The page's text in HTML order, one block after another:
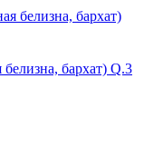
бархат) Q.3